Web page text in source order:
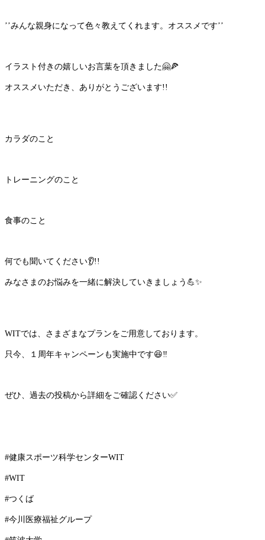
’’みんな親身になって色々教えてくれます。オススメです’’
イラスト付きの嬉しいお言葉を頂きました🤗🍕
オススメいただき、ありがとうございます!!
カラダのこと
トレーニングのこと
食事のこと
何でも聞いてください👂!!
みなさまのお悩みを一緒に解決していきましょう 💪✨
WITでは、さまざまなプランをご用意しております。
只今、１周年キャンペーンも実施中です😆‼️
ぜひ、過去の投稿から詳細をご確認ください✅
#健康スポーツ科学センターWIT
#WIT
#つくば
#今川医療福祉グループ